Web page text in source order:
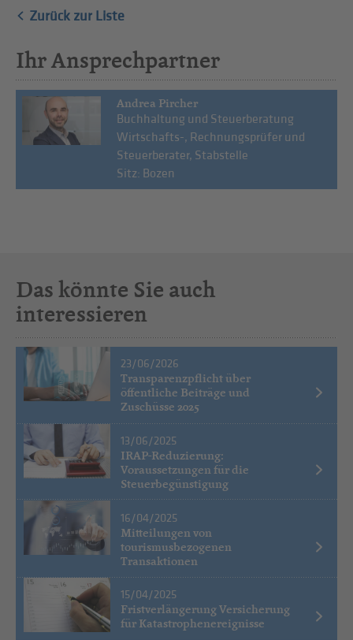
Zurück zur Liste
Ihr Ansprechpartner
Andrea Pircher
Buchhaltung und Steuerberatung
Wirtschafts-, Rechnungsprüfer und
Steuerberater, Stabstelle
Sitz: Bozen
Das könnte Sie auch
interessieren
23/06/2026
Transparenzpflicht über
öffentliche Beiträge und
Zuschüsse 2025
13/06/2025
IRAP-Reduzierung:
Voraussetzungen für die
Steuerbegünstigung
16/04/2025
Mitteilungen von
tourismusbezogenen
Transaktionen
15/04/2025
Fristverlängerung Versicherung
für Katastrophenereignisse